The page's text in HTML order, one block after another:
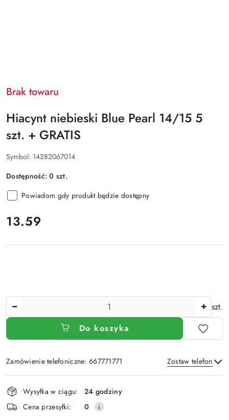
Brak towaru
Hiacynt niebieski Blue Pearl 14/15 5
szt. + GRATIS
Symbol: 14282067014
Dostępność:0 szt.
Powiadom gdy produkt będzie dostępny
cena:
13.59
szt.
Do koszyka
Zamówienie telefoniczne: 667771771 Zostaw telefon
Wyślij
Dostępność
i
dostawa
Wysyłka w ciągu:
24 godziny
Cena przesyłki:
0